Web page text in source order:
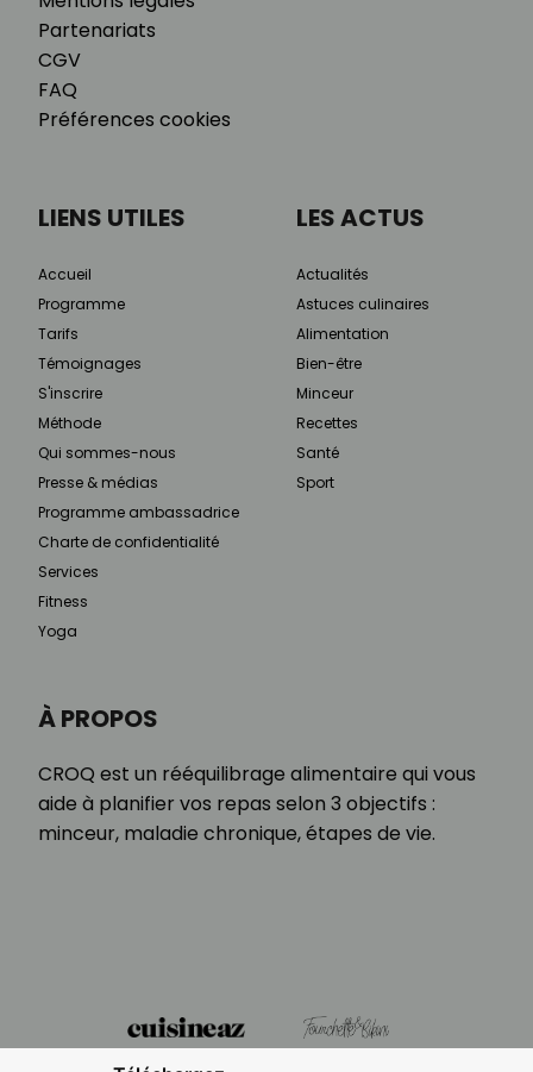
Partenariats
CGV
FAQ
Préférences cookies
À PROPOS
CROQ est un rééquilibrage alimentaire qui vous
aide à planifier vos repas selon 3 objectifs :
minceur, maladie chronique, étapes de vie.
LIENS UTILES
Accueil
Programme
Tarifs
Témoignages
S'inscrire
Méthode
Qui sommes-nous
Presse & médias
Programme ambassadrice
Charte de confidentialité
Services
Fitness
Yoga
LES ACTUS
Actualités
Astuces culinaires
Alimentation
Bien-être
Minceur
Recettes
Santé
Sport